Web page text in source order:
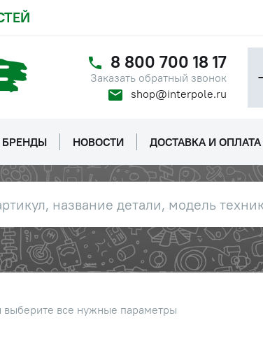
8 800 700 18 17
Заказать обратный звонок
shop@interpole.ru
БРЕНДЫ НОВОСТИ ДОСТАВКА И ОПЛАТА
выберите все нужные параметры